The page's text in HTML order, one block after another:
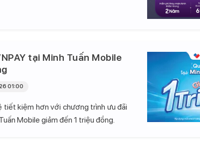
tại Minh Tuấn Mobile
tiết kiệm hơn với chương trình ưu đãi
Mobile giảm đến 1 triệu đồng.
01:00